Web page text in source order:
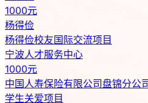
1000元
中国人寿保险有限公司盘锦分公司
学生关爱项目
​盘锦通宇气体股份有限公司
吴丽君爱心助学金
辽宁鸿文教育管理有限公司
本科生学术报告会